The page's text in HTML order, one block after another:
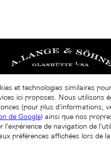
et technologies similaires
ici proposes. Nous utilisons
(pour plus d'informations,
de Google) ainsi que nos
de navigation de
préférences affichées lors de